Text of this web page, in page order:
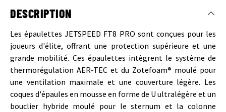
DESCRIPTION
Les épaulettes JETSPEED FT8 PRO sont conçues pour les
joueurs d'élite, offrant une protection supérieure et une
grande mobilité. Ces épaulettes intègrent le système de
thermorégulation AER-TEC et du Zotefoam® moulé pour
une ventilation maximale et une couverture légère. Les
coques d'épaules en mousse en forme de U ultralégère et un
bouclier hybride moulé pour le sternum et la colonne